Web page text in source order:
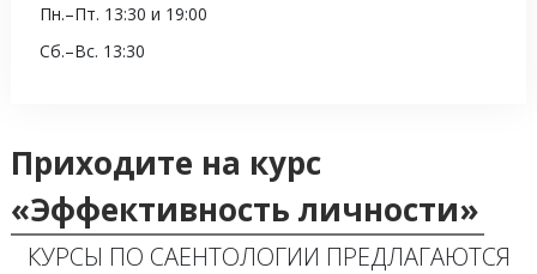
Пн.–Пт. 13:30 и 19:00
Сб.–Вс. 13:30
Приходите на курс
«Эффективность личности»
КУРСЫ ПО САЕНТОЛОГИИ ПРЕДЛАГАЮТСЯ